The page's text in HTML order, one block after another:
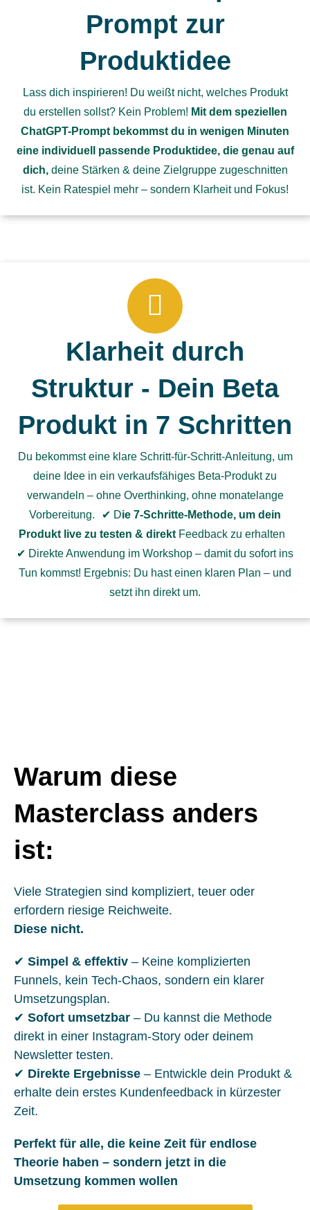
Prompt zur
Produktidee
Lass dich inspirieren! Du weißt nicht, welches Produkt
du erstellen sollst? Kein Problem! Mit dem speziellen
ChatGPT-Prompt bekommst du in wenigen Minuten
eine individuell passende Produktidee, die genau auf
dich,deine Stärken & deine Zielgruppe zugeschnitten
ist. Kein Ratespiel mehr – sondern Klarheit und Fokus!
Klarheit durch
Struktur - Dein Beta
Produkt in 7 Schritten
Du bekommst eine klare Schritt-für-Schritt-Anleitung, um
deine Idee in ein verkaufsfähiges Beta-Produkt zu
verwandeln – ohne Overthinking, ohne monatelange
Vorbereitung. ✔ Die 7-Schritte-Methode, um dein
Produkt live zu testen & direkt Feedback zu erhalten
✔ Direkte Anwendung im Workshop – damit du sofort ins
Tun kommst! Ergebnis: Du hast einen klaren Plan – und
setzt ihn direkt um.
Warum diese
Masterclass anders
ist:
Viele Strategien sind kompliziert, teuer oder
erfordern riesige Reichweite.
Diese nicht.
✔ Simpel & effektiv – Keine komplizierten
Funnels, kein Tech-Chaos, sondern ein klarer
Umsetzungsplan.
✔ Sofort umsetzbar – Du kannst die Methode
direkt in einer Instagram-Story oder deinem
Newsletter testen.
✔ Direkte Ergebnisse – Entwickle dein Produkt &
erhalte dein erstes Kundenfeedback in kürzester
Zeit.
Perfekt für alle, die keine Zeit für endlose
Theorie haben – sondern jetzt in die
Umsetzung kommen wollen